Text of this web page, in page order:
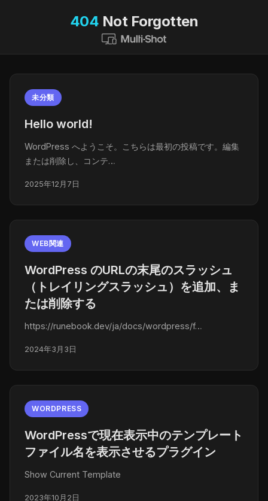
404 Not Forgotten
未分類
Hello world!
WordPress へようこそ。こちらは最初の投稿です。編集
または削除し、コンテ…
2025年12月7日
WEB関連
WordPress のURLの末尾のスラッシュ
（トレイリングスラッシュ）を追加、ま
たは削除する
https://runebook.dev/ja/docs/wordpress/f…
2024年3月3日
WORDPRESS
WordPressで現在表示中のテンプレート
ファイル名を表示させるプラグイン
Show Current Template
2023年10月2日